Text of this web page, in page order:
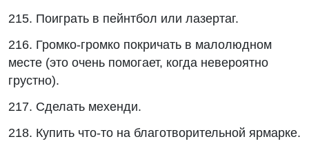
215. Поиграть в пейнтбол или лазертаг.
216. Громко-громко покричать в малолюдном
месте (это очень помогает, когда невероятно
грустно).
217. Сделать мехенди.
218. Купить что-то на благотворительной ярмарке.